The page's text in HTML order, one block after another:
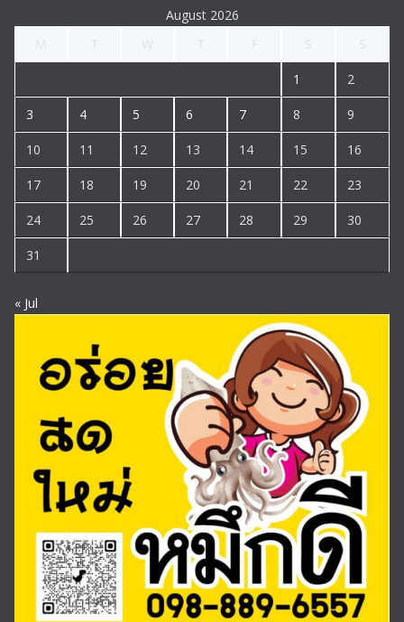
August 2026
1 2
3 4 5 6 7 8 9
10 11 12 13 14 15 16
17 18 19 20 21 22 23
24 25 26 27 28 29 30
31
« Jul